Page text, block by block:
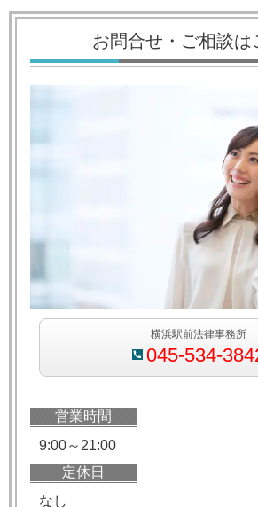
お問合せ・ご相談は
横浜駅前法律事務所
045-534-
営業時間
9:00～21:00
定休日
なし